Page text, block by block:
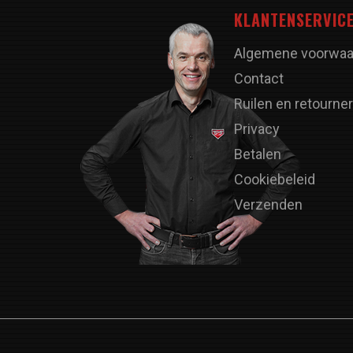
KLANTENSERVICE
Algemene
Contact
Ruilen en
Privacy
Betalen
Cookiebeleid
Verzenden